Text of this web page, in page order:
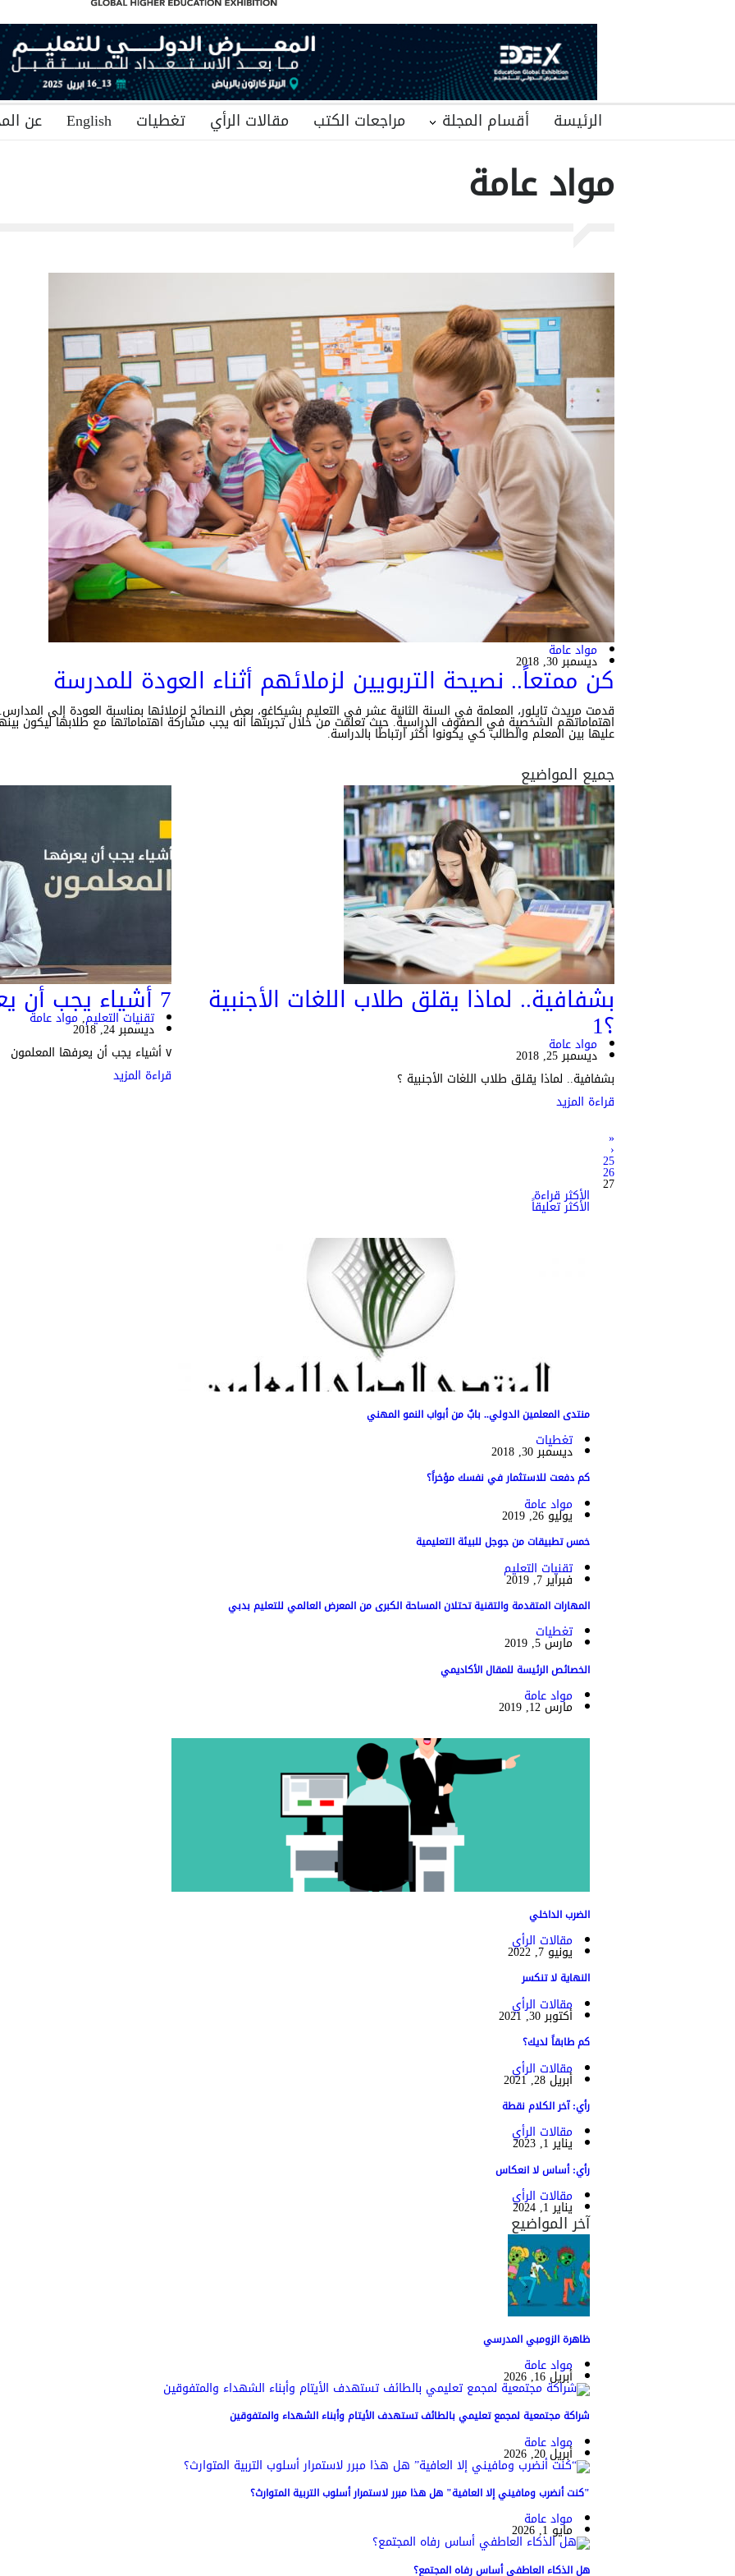
الرئيسة أقسام المجلة مراجعات الكتب مقالات الرأي تغطيات English عن
مواد عامة
مواد عامة
ديسمبر 30, 2018
كن ممتعاً.. نصيحة التربويين لزملائهم أثناء العودة للمدرسة
قدمت مريدث تايلور، المعلمة في السنة الثانية عشر في التعليم بشيكاغو، بعض النصائح لزملائها بمناسبة العودة إلى
اهتماماتهم الشخصية في الصفوف الدراسية. حيث تعلمت من خلال تجربتها أنه يجب مشاركة اهتماماتها مع طلابها ليكون
عليها بين المعلم والطالب كي يكونوا أكثر ارتباطا بالدراسة.
جميع المواضيع
بشفافية.. لماذا يقلق طلاب اللغات الأجنبية
؟1مواد عامة
ديسمبر 25, 2018
بشفافية.. لماذا يقلق طلاب اللغات الأجنبية ؟
قراءة المزيد
7 أشياء يجب أن يعرفها المعلمون تقنيات التعليم,مواد عامة
ديسمبر 24, 2018
٧ أشياء يجب أن يعرفها المعلمون
قراءة المزيد
«
‹
25
26
27
الأكثر قراءة
الأكثر تعليقاً
منتدى المعلمين الدولي.. بابٌ من أبواب النمو المهني
تغطيات
ديسمبر 30, 2018
كم دفعت للاستثمار في نفسك مؤخراً؟
مواد عامة
يوليو 26, 2019
خمس تطبيقات من جوجل للبيئة التعليمية
تقنيات التعليم
فبراير 7, 2019
المهارات المتقدمة والتقنية تحتلان المساحة الكبرى من المعرض العالمي للتعليم بدبي
تغطيات
مارس 5, 2019
الخصائص الرئيسة للمقال الأكاديمي
مواد عامة
مارس 12, 2019
الضرب الداخلي
مقالات الرأي
يونيو 7, 2022
النهاية لا تنكسر
مقالات الرأي
أكتوبر 30, 2021
كم طابقاً لديك؟
مقالات الرأي
أبريل 28, 2021
رأي: آخر الكلام نقطة
مقالات الرأي
يناير 1, 2023
رأي: أساس لا انعكاس
مقالات الرأي
يناير 1, 2024
آخر المواضيع
ظاهرة الزومبي المدرسي
مواد عامة
أبريل 16, 2026
شراكة مجتمعية لمجمع تعليمي بالطائف تستهدف الأيتام وأبناء الشهداء والمتفوقين
مواد عامة
أبريل 20, 2026
"كنت أنضرب ومافيني إلا العافية" هل هذا مبرر لاستمرار أسلوب التربية المتوارث؟
مواد عامة
مايو 1, 2026
هل الذكاء العاطفي أساس رفاه المجتمع؟